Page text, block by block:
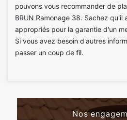
pouvons vous recommander de
BRUN Ramonage 38. Sachez qu'il
appropriés pour la garantie d'un
Si vous avez besoin d'autres
passer un coup de fil.
Nos